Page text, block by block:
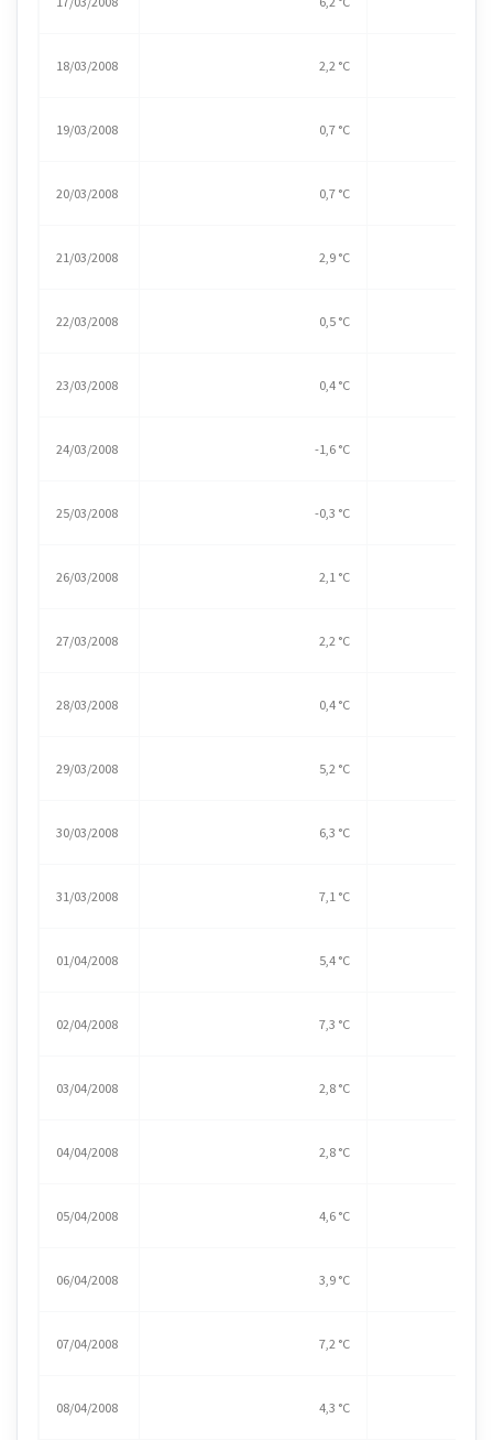
18/03/2008 2,2 °C
19/03/2008 0,7 °C
20/03/2008 0,7 °C
21/03/2008 2,9 °C
22/03/2008 0,5 °C
23/03/2008 0,4 °C
24/03/2008 -1,6 °C
25/03/2008 -0,3 °C
26/03/2008 2,1 °C
27/03/2008 2,2 °C
28/03/2008 0,4 °C
29/03/2008 5,2 °C
30/03/2008 6,3 °C
31/03/2008 7,1 °C
01/04/2008 5,4 °C
02/04/2008 7,3 °C
03/04/2008 2,8 °C
04/04/2008 2,8 °C
05/04/2008 4,6 °C
06/04/2008 3,9 °C
07/04/2008 7,2 °C
08/04/2008 4,3 °C